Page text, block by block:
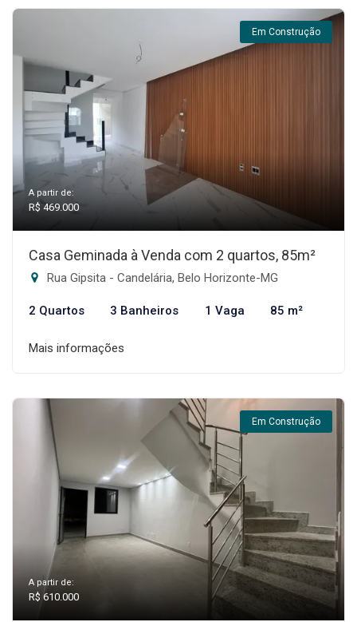
Em Construção
A partir de:
R$ 469.000
Casa Geminada à Venda com 2 quartos, 85m²
Rua Gipsita - Candelária, Belo Horizonte-MG
2 Quartos 3 Banheiros 1 Vaga 85 m²
Mais informações
Em Construção
A partir de:
R$ 610.000